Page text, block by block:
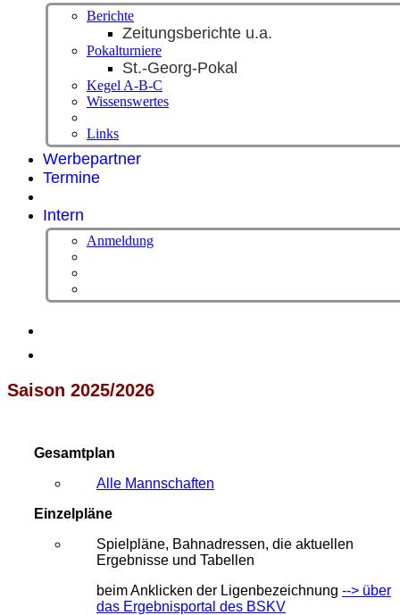
Berichte
Zeitungsberichte u.a.
Pokalturniere
St.-Georg-Pokal
Kegel A-B-C
Wissenswertes
Links
Werbepartner
Termine
Intern
Anmeldung
Saison 2025/2026
Gesamtplan
Alle Mannschaften
Einzelpläne
Spielpläne, Bahnadressen, die aktuellen
Ergebnisse und Tabellen
beim Anklicken der Ligenbezeichnung --> über
das Ergebnisportal des BSKV